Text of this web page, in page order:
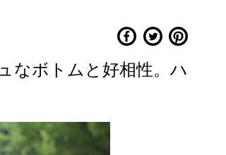
なボトムと好相性。ハ